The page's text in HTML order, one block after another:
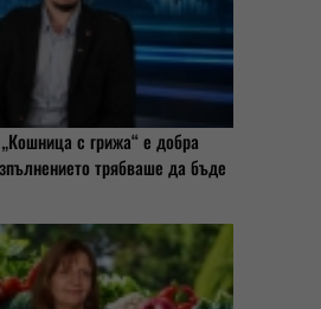
с грижа“ е добра
трябваше да бъде